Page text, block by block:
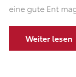
eine gute Ent
Weiter lesen